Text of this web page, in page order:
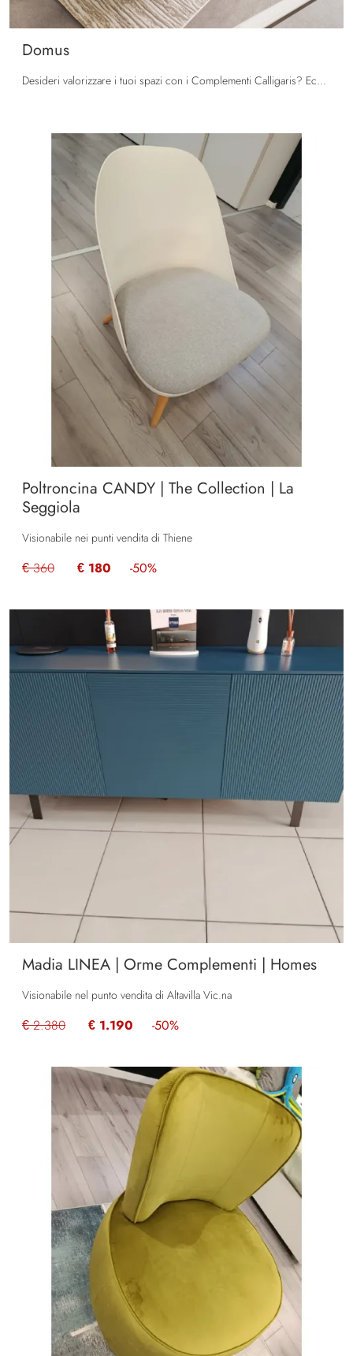
Domus
Desideri valorizzare i tuoi spazi con i Complementi Calligaris? Eccoti differenti modelli di tappeti in tessuto come Domus.
Poltroncina CANDY | The Collection | La
Seggiola
Visionabile nei punti vendita di Thiene
€ 360 € 180 -50%
Madia LINEA | Orme Complementi | Homes
Visionabile nel punto vendita di Altavilla Vic.na
€ 2.380 € 1.190 -50%